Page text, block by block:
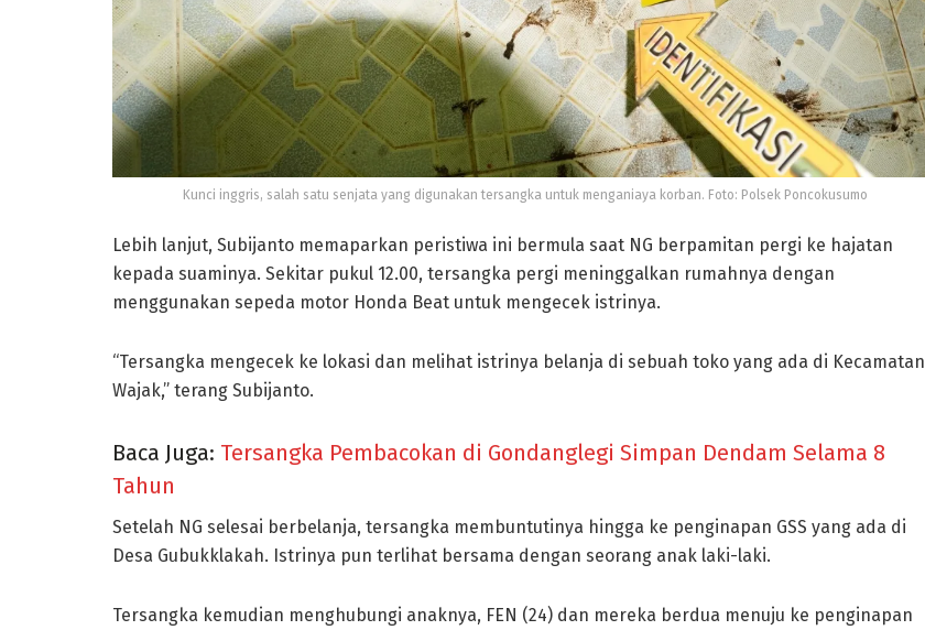
Kunci inggris, salah satu senjata yang digunakan tersangka untuk menganiaya korban. Foto: Polsek Poncokusumo
Lebih lanjut, Subijanto memaparkan peristiwa ini bermula saat NG berpamitan pergi ke hajatan
kepada suaminya. Sekitar pukul 12.00, tersangka pergi meninggalkan rumahnya dengan
menggunakan sepeda motor Honda Beat untuk mengecek istrinya.
“Tersangka mengecek ke lokasi dan melihat istrinya belanja di sebuah toko yang ada di Kecamatan
Wajak,” terang Subijanto.
Baca Juga: Tersangka Pembacokan di Gondanglegi Simpan Dendam Selama 8
Tahun
Setelah NG selesai berbelanja, tersangka membuntutinya hingga ke penginapan GSS yang ada di
Desa Gubukklakah. Istrinya pun terlihat bersama dengan seorang anak laki-laki.
Tersangka kemudian menghubungi anaknya, FEN (24) dan mereka berdua menuju ke penginapan